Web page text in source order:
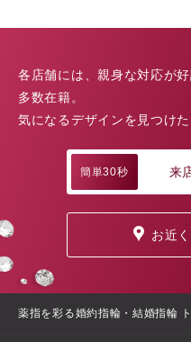
各店舗には、親身な対応が
多数在籍。
気になるデザインを見つけ
簡単30秒 来
お近
薬指を彩る婚約指輪・結婚指輪